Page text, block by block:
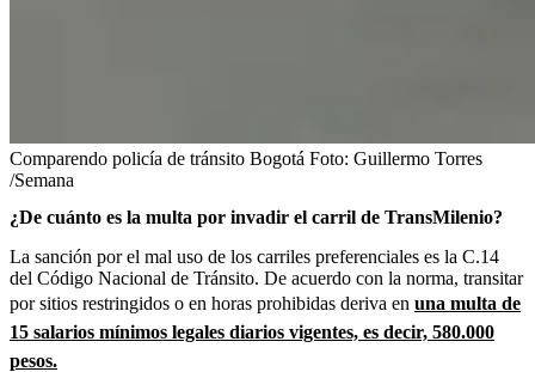
Comparendo policía de tránsito Bogotá Foto: Guillermo Torres
/Semana
¿De cuánto es la multa por invadir el carril de TransMilenio?
La sanción por el mal uso de los carriles preferenciales es la C.14
del Código Nacional de Tránsito. De acuerdo con la norma, transitar
por sitios restringidos o en horas prohibidas deriva en una multa de
15 salarios mínimos legales diarios vigentes, es decir, 580.000
pesos.